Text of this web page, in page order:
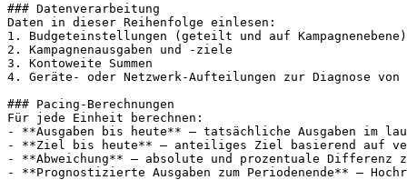
### Datenverarbeitung
Daten in dieser Reihenfolge einlesen:
1. Budgeteinstellungen (geteilt und auf Kampagnenebene)
2. Kampagnenausgaben und -ziele
3. Kontoweite Summen
4. Geräte- oder Netzwerk-Aufteilungen zur Diagnose von
### Pacing-Berechnungen
Für jede Einheit berechnen:
- **Ausgaben bis heute** – tatsächliche Ausgaben im
- **Ziel bis heute** – anteiliges Ziel basierend auf
- **Abweichung** – absolute und prozentuale Differenz
- **Prognostizierte Ausgaben zum Periodenende** –